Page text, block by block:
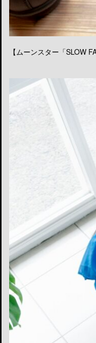
【ムーンスター「SLOW